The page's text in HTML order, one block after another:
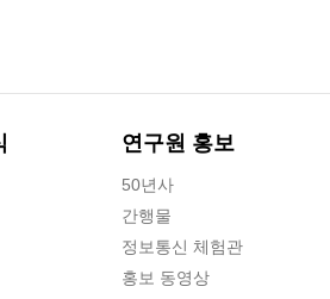
연구원 홍보
50년사
간행물
정보통신 체험관
홍보 동영상